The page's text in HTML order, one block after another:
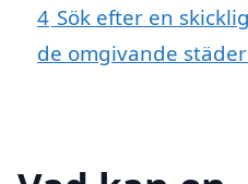
4 Sök efter en
de omgivande